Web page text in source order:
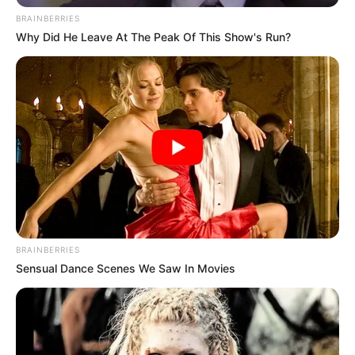
BRAINBERRIES
Why Did He Leave At The Peak Of This Show's Run?
BRAINBERRIES
Sensual Dance Scenes We Saw In Movies